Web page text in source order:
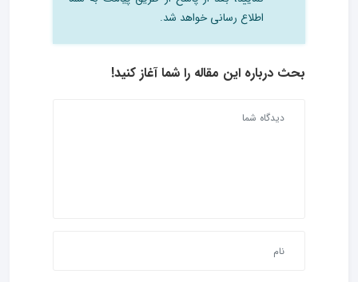
اطلاع رسانی خواهد شد.
بحث درباره این مقاله را شما آغاز کنید!